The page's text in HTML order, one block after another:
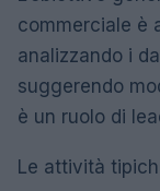
commerciale è
analizzando i
suggerendo
è un ruolo di
Le attività